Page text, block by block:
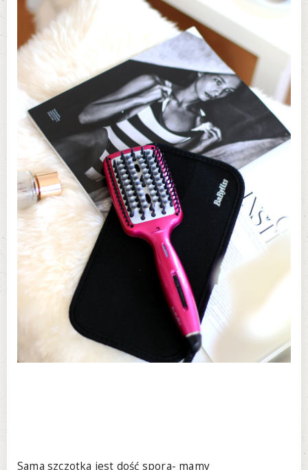
Sama szczotka jest dość spora- mamy